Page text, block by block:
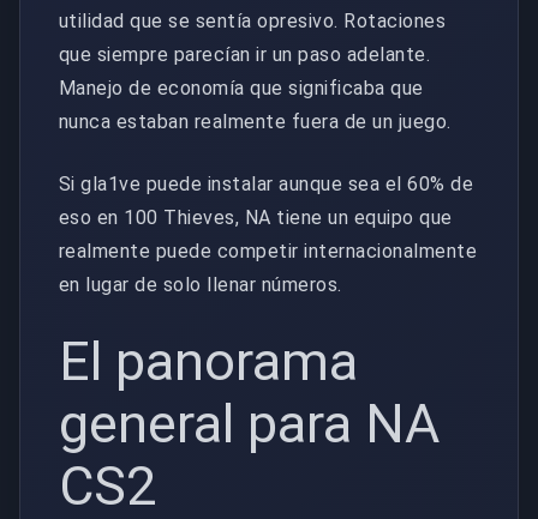
utilidad que se sentía opresivo. Rotaciones
que siempre parecían ir un paso adelante.
Manejo de economía que significaba que
nunca estaban realmente fuera de un juego.
Si gla1ve puede instalar aunque sea el 60% de
eso en 100 Thieves, NA tiene un equipo que
realmente puede competir internacionalmente
en lugar de solo llenar números.
El panorama
general para NA
CS2